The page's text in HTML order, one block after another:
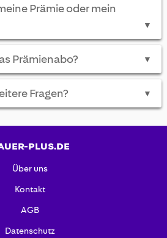
Prämie oder mein
▼
Prämienabo? ▼
Fragen? ▼
PLUS.DE
Über uns
Kontakt
AGB
Datenschutz